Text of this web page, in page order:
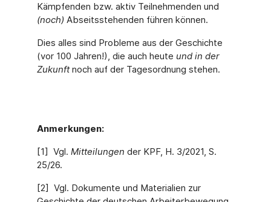
Kämpfenden bzw. aktiv Teilnehmenden und
(noch) Abseitsstehenden führen können.
Dies alles sind Probleme aus der Geschichte
(vor 100 Jahren!), die auch heute und in der
Zukunftnoch auf der Tagesordnung stehen.
Anmerkungen:
[1] Vgl. Mitteilungen der KPF, H. 3/2021, S.
25/26.
[2] Vgl. Dokumente und Materialien zur